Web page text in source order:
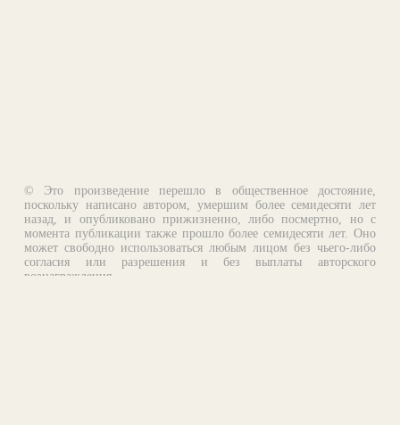
© Это произведение перешло в общественное достояние,
поскольку написано автором, умершим более семидесяти лет
назад, и опубликовано прижизненно, либо посмертно, но с
момента публикации также прошло более семидесяти лет. Оно
может свободно использоваться любым лицом без чьего-либо
согласия или разрешения и без выплаты авторского
вознаграждения.